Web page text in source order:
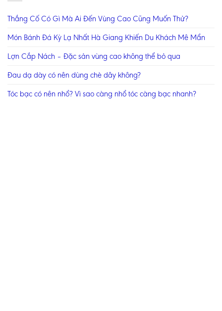
Thắng Cố Có Gì Mà Ai Đến Vùng Cao Cũng Muốn Thử?
Món Bánh Đá Kỳ Lạ Nhất Hà Giang Khiến Du Khách Mê Mẩn
Lợn Cắp Nách – Đặc sản vùng cao không thể bỏ qua
Đau dạ dày có nên dùng chè dây không?
Tóc bạc có nên nhổ? Vì sao càng nhổ tóc càng bạc nhanh?